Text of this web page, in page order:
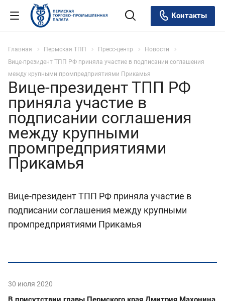
Контакты
Главная Пермская ТПП Пресс-центр
Новости
Вице-президент ТПП РФ приняла участие в подписании соглашения
между крупными промпредприятиями Прикамья
Вице-президент ТПП РФ
приняла участие в
подписании соглашения
между крупными
промпредприятиями
Прикамья
Вице-президент ТПП РФ приняла участие в
подписании соглашения между крупными
промпредприятиями Прикамья
30 июля 2020